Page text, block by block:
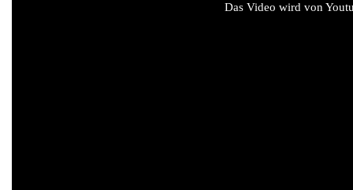
Das Video wird von